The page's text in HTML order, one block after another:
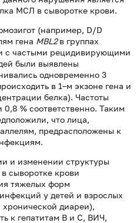
МСЛ в сыворотке крови.
(например, D/D
гена MBL2в группах
с частыми рецидивирующими
были выявлены
одновременно 3
в 1–м экзоне гена и
белка). Частоты
0,8 % соответственно. Таким
что лица,
предрасположены к
и изменении структуры
сыворотке крови
тяжелых форм
у детей и взрослых
хронической диареи),
к гепатитам В и С, ВИЧ,